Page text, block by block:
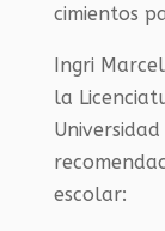
cimientos
Ingri
la
escolar: